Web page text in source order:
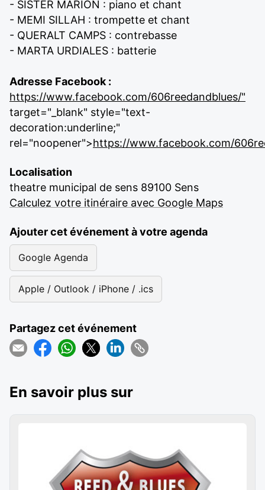
- SISTER MARION : piano et chant
- MEMI SILLAH : trompette et chant
- QUERALT CAMPS : contrebasse
- MARTA URDIALES : batterie
Adresse Facebook :
https://www.facebook.com/606reedandblues/"
target="_blank" style="text-
decoration:underline;"
rel="noopener">https://www.facebook.com/
Localisation
theatre municipal de sens 89100 Sens
Calculez votre itinéraire avec Google Maps
Ajouter cet événement à votre agenda
Google Agenda
Apple / Outlook / iPhone / .ics
Partagez cet événement
En savoir plus sur